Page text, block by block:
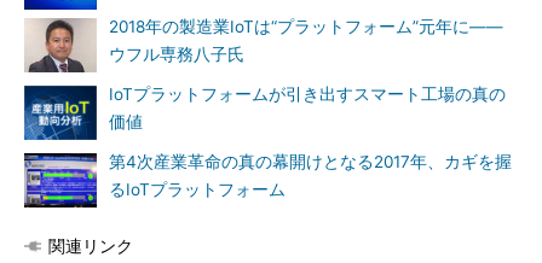
2018年の製造業IoTは“プラットフォーム”元年に――
ウフル専務八子氏
IoTプラットフォームが引き出すスマート工場の真の
価値
第4次産業革命の真の幕開けとなる2017年、カギを握
るIoTプラットフォーム
関連リンク